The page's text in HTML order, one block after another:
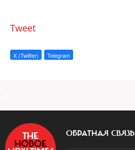
Tweet
X (Twitter) Telegram
ОБРАТНАЯ СВЯЗЬ